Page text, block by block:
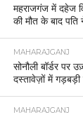
महराजगंज में दहेज
की मौत के बाद
MAHARAJGANJ
सोनौली बॉर्डर पर
दस्तावेज़ों में गड़बड़ी
MAHARAJGANJ